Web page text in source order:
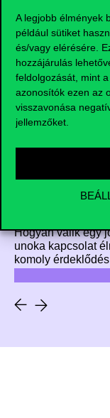
A legjobb élmények
például sütiket
és/vagy elérésére.
hozzájárulás
feldolgozását, mint
azonosítók ezen az
visszavonása
jellemzőket.
mentor és 24
vett részt, akik
tanácsokat kaptak
továbbtanulási és
megoldást, a
Tartsd
Hogyan válik egy
unoka kapcsolat
komoly
terelődik egy
kíváncsisága aztán
adatvizualizáció